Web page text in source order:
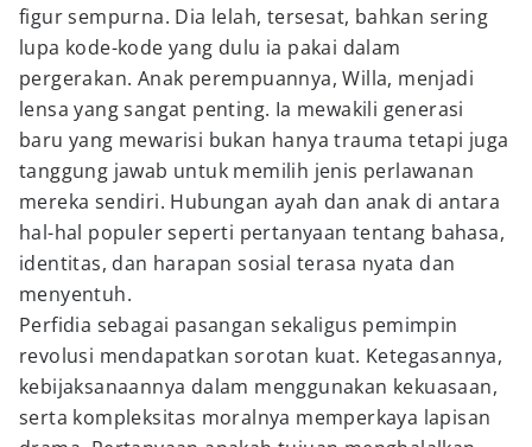
figur sempurna. Dia lelah, tersesat, bahkan sering
lupa kode-kode yang dulu ia pakai dalam
pergerakan. Anak perempuannya, Willa, menjadi
lensa yang sangat penting. Ia mewakili generasi
baru yang mewarisi bukan hanya trauma tetapi juga
tanggung jawab untuk memilih jenis perlawanan
mereka sendiri. Hubungan ayah dan anak di antara
hal-hal populer seperti pertanyaan tentang bahasa,
identitas, dan harapan sosial terasa nyata dan
menyentuh.
Perfidia sebagai pasangan sekaligus pemimpin
revolusi mendapatkan sorotan kuat. Ketegasannya,
kebijaksanaannya dalam menggunakan kekuasaan,
serta kompleksitas moralnya memperkaya lapisan